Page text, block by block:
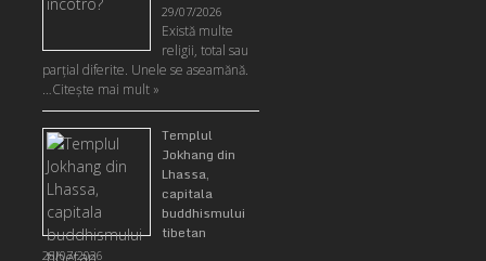
29/07/2026
Există multe
religii, total sau
parţial diferite. Unele se aseamănă.
…Citeşte mai mult »
Templul
Jokhang din
Lhassa,
capitala
buddhismului
tibetan
28/07/2026